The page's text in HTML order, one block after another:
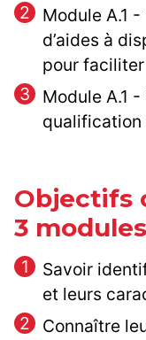
Module A.1
d’aides à
pour
Module A.1
qualification
Objectifs
3 modules
Savoir
et leurs
Connaître